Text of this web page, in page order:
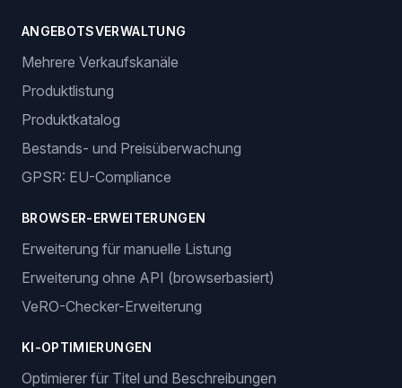
ANGEBOTSVERWALTUNG
Mehrere Verkaufskanäle
Produktlistung
Produktkatalog
Bestands- und Preisüberwachung
GPSR: EU-Compliance
BROWSER-ERWEITERUNGEN
Erweiterung für manuelle Listung
Erweiterung ohne API (browserbasiert)
VeRO-Checker-Erweiterung
KI-OPTIMIERUNGEN
Optimierer für Titel und Beschreibungen